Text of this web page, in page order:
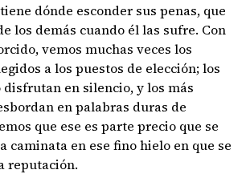
dónde esconder sus penas, que
los demás cuando él las sufre. Con
vemos muchas veces los
a los puestos de elección; los
en silencio, y los más
en palabras duras de
que ese es parte precio que se
caminata en ese fino hielo en que se
reputación.